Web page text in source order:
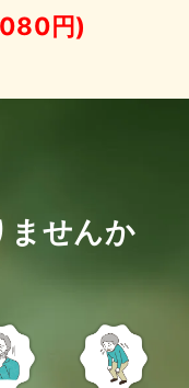
円)
ませんか